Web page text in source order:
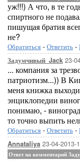
уж!!!) А что, в те
спиртного не
пишущая братия
не?
Обратиться - Ответить -
Задумчивый_Jack 23-
... компания за
патриотизм...)) В
меня книжка
энциклопедии
понимаю, -
то точно выпить
Обратиться - Ответить -
Annataliya 23-04-2013-
Ответ на комментарий